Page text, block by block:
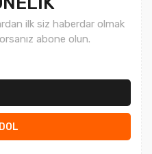
ilk siz haberdar olmak
abone olun.